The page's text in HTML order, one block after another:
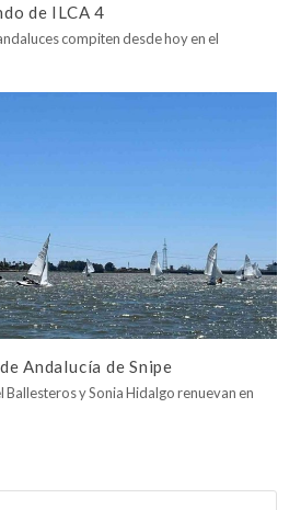
de ILCA 4
compiten desde hoy en el
Andalucía de Snipe
Ballesteros y Sonia Hidalgo renuevan en